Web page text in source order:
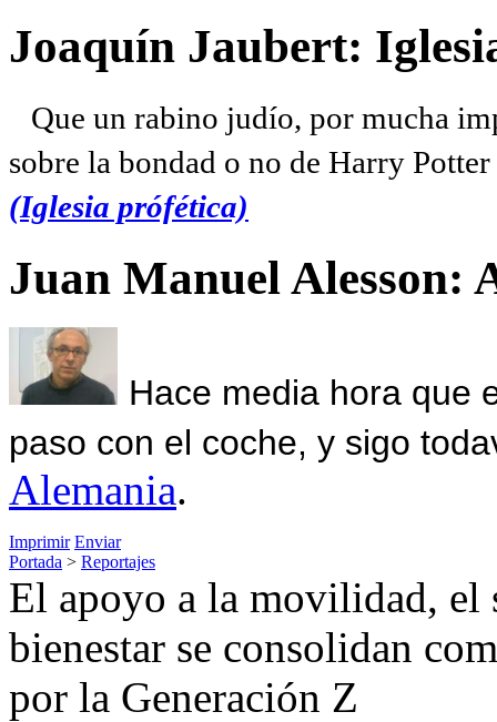
Joaquín Jaubert:
Que un rabino judío, por mucha
sobre la bondad o no de Harry
(Iglesia prófética)
Juan Manuel Alesson:
Hace media hora que
paso con el coche, y sigo
Alemania.
Imprimir Enviar
Portada > Reportajes
El apoyo a la movilidad, el
bienestar se consolidan
por la Generación Z